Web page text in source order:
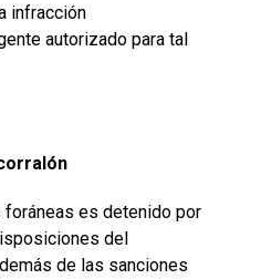
infracción
autorizado para tal
foráneas es detenido por
del
de las sanciones